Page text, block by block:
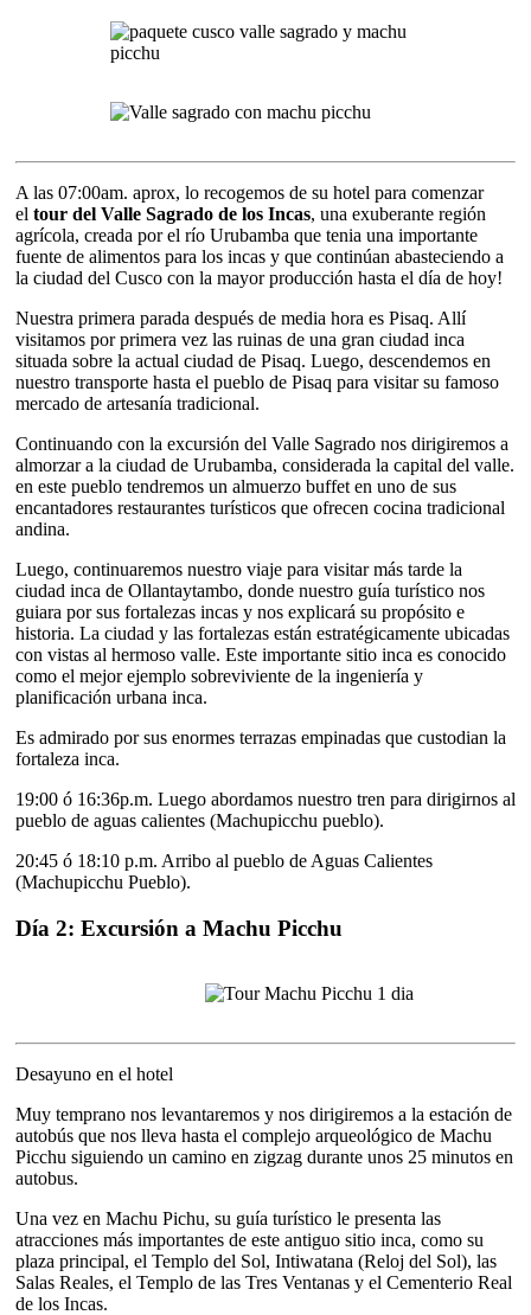
A las 07:00am. aprox, lo recogemos de su hotel para comenzar
el tour del Valle Sagrado de los Incas, una exuberante región
agrícola, creada por el río Urubamba que tenia una importante
fuente de alimentos para los incas y que continúan abasteciendo a
la ciudad del Cusco con la mayor producción hasta el día de hoy!
Nuestra primera parada después de media hora es Pisaq. Allí
visitamos por primera vez las ruinas de una gran ciudad inca
situada sobre la actual ciudad de Pisaq. Luego, descendemos en
nuestro transporte hasta el pueblo de Pisaq para visitar su famoso
mercado de artesanía tradicional.
Continuando con la excursión del Valle Sagrado nos dirigiremos a
almorzar a la ciudad de Urubamba, considerada la capital del valle.
en este pueblo tendremos un almuerzo buffet en uno de sus
encantadores restaurantes turísticos que ofrecen cocina tradicional
andina.
Luego, continuaremos nuestro viaje para visitar más tarde la
ciudad inca de Ollantaytambo, donde nuestro guía turístico nos
guiara por sus fortalezas incas y nos explicará su propósito e
historia. La ciudad y las fortalezas están estratégicamente ubicadas
con vistas al hermoso valle. Este importante sitio inca es conocido
como el mejor ejemplo sobreviviente de la ingeniería y
planificación urbana inca.
Es admirado por sus enormes terrazas empinadas que custodian la
fortaleza inca.
19:00 ó 16:36p.m. Luego abordamos nuestro tren para dirigirnos al
pueblo de aguas calientes (Machupicchu pueblo).
20:45 ó 18:10 p.m. Arribo al pueblo de Aguas Calientes
(Machupicchu Pueblo).
Día 2: Excursión a Machu Picchu
Desayuno en el hotel
Muy temprano nos levantaremos y nos dirigiremos a la estación de
autobús que nos lleva hasta el complejo arqueológico de Machu
Picchu siguiendo un camino en zigzag durante unos 25 minutos en
autobus.
Una vez en Machu Pichu, su guía turístico le presenta las
atracciones más importantes de este antiguo sitio inca, como su
plaza principal, el Templo del Sol, Intiwatana (Reloj del Sol), las
Salas Reales, el Templo de las Tres Ventanas y el Cementerio Real
de los Incas.